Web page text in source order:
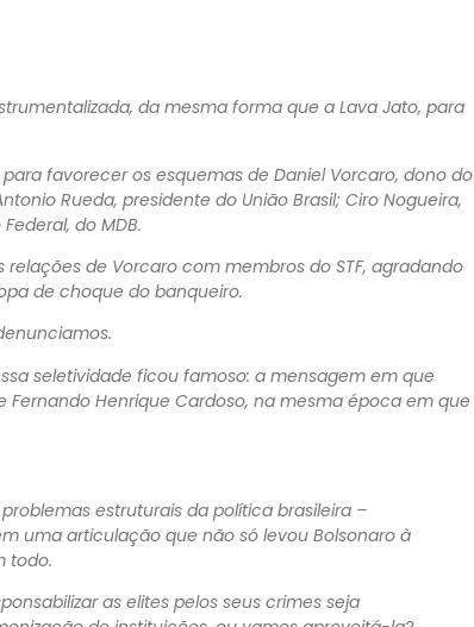
da mesma forma que a Lava Jato, para
favorecer os esquemas de Daniel Vorcaro, dono do
Rueda, presidente do União Brasil; Ciro Nogueira,
do MDB.
de Vorcaro com membros do STF, agradando
de choque do banqueiro.
seletividade ficou famoso: a mensagem em que
Fernando Henrique Cardoso, na mesma época em que
estruturais da política brasileira –
uma articulação que não só levou Bolsonaro à
todo.
as elites pelos seus crimes seja